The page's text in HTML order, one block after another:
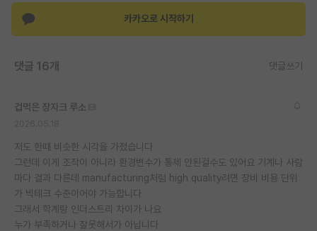
카카오로 시작하기
댓글 16개 댓글쓰기
겁먹은 장자크 루소
저도 한때 비슷한 시각을 가졌습니다
그런데 이게 조작이 아니라 환경변수가 통제 안된걸수도 있어요 기계나 사람
마다 결과 다른데 manufacturing처럼 high quality려면 장비 비용 단위
가 빅테크 수준이어야 가능합니다
그래서 학계랑 인더스트리 차이가 나요
누가 부족하거나 잘못해서가 아닙니다